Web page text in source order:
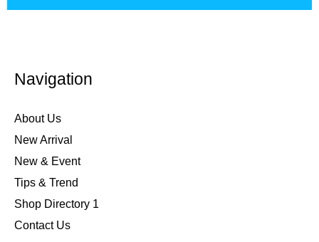
Navigation
About Us
New Arrival
New & Event
Tips & Trend
Shop Directory 1
Contact Us